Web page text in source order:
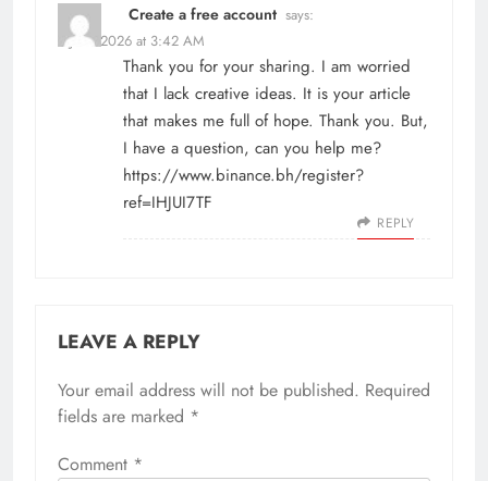
Create a free account says:
2 June 2026 at 3:42 AM
Thank you for your sharing. I am worried
that I lack creative ideas. It is your article
that makes me full of hope. Thank you. But,
I have a question, can you help me?
https://www.binance.bh/register?
ref=IHJUI7TF
REPLY
LEAVE A REPLY
Your email address will not be published. Required
fields are marked *
Comment *